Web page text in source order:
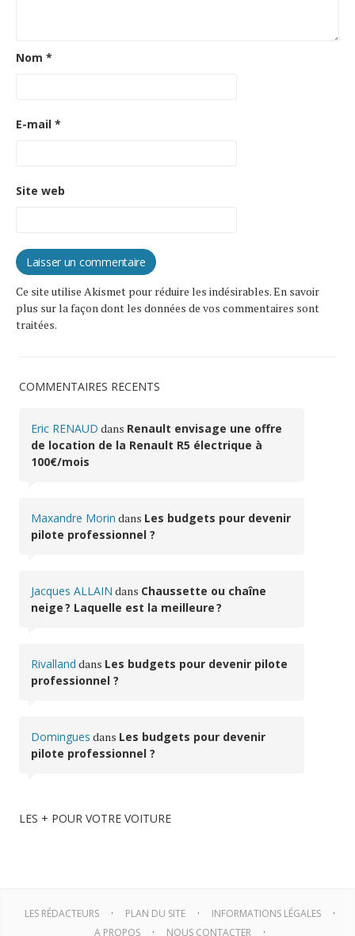
Nom *
E-mail *
Site web
Ce site utilise Akismet pour réduire les indésirables.En savoir
plus sur la façon dont les données de vos commentaires sont
traitées.
COMMENTAIRES RÉCENTS
Eric RENAUD dans Renault envisage une offre
de location de la Renault R5 électrique à
100€/mois
Maxandre Morin dans Les budgets pour devenir
pilote professionnel ?
Jacques ALLAIN dans Chaussette ou chaîne
neige ? Laquelle est la meilleure ?
Rivalland dans Les budgets pour devenir pilote
professionnel ?
Domingues dans Les budgets pour devenir
pilote professionnel ?
LES + POUR VOTRE VOITURE
LES RÉDACTEURS PLAN DU SITE
INFORMATIONS LÉGALES
A PROPOS
NOUS CONTACTER